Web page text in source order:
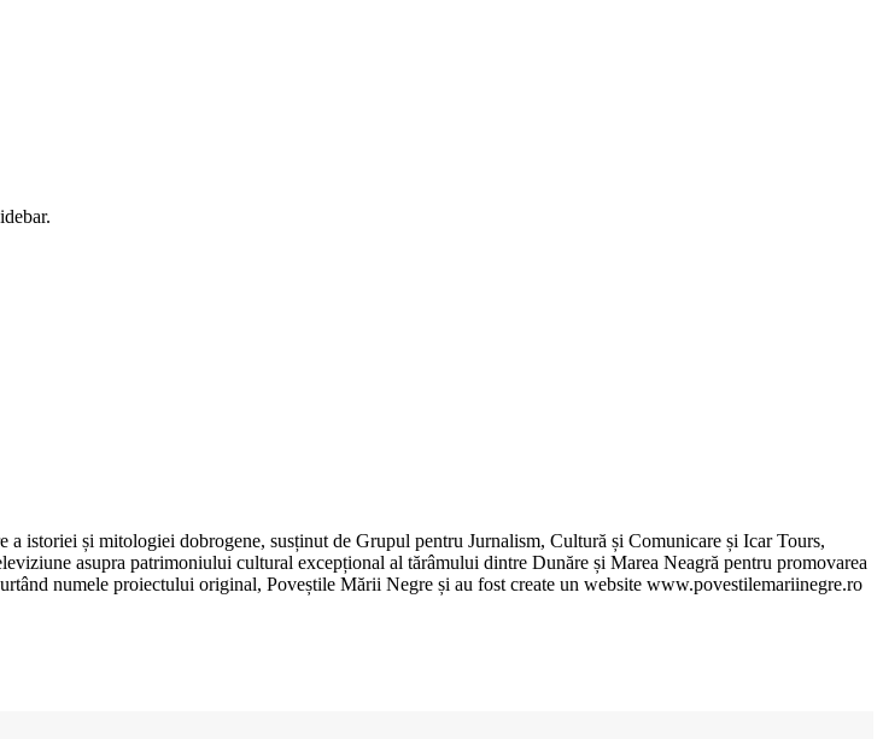
istoriei și mitologiei dobrogene, susținut de Grupul pentru Jurnalism, Cultură și Comunicare și Icar Tours,
asupra patrimoniului cultural excepțional al tărâmului dintre Dunăre și Marea Neagră pentru promovarea
numele proiectului original, Poveștile Mării Negre și au fost create un website www.povestilemariinegre.ro